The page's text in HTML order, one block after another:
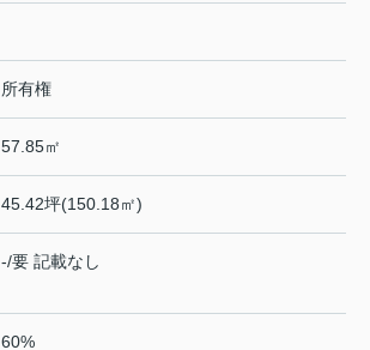
所有権
57.85㎡
45.42坪(150.18㎡)
-/要 記載なし
60%